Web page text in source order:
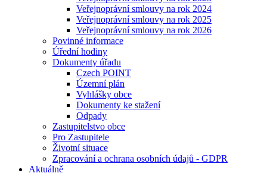
Veřejnoprávní smlouvy na rok 2024
Veřejnoprávní smlouvy na rok 2025
Veřejnoprávní smlouvy na rok 2026
Povinné informace
Úřední hodiny
Dokumenty úřadu
Czech POINT
Územní plán
Vyhlášky obce
Dokumenty ke stažení
Odpady
Zastupitelstvo obce
Pro Zastupitele
Životní situace
Zpracování a ochrana osobních údajů - GDPR
Aktuálně